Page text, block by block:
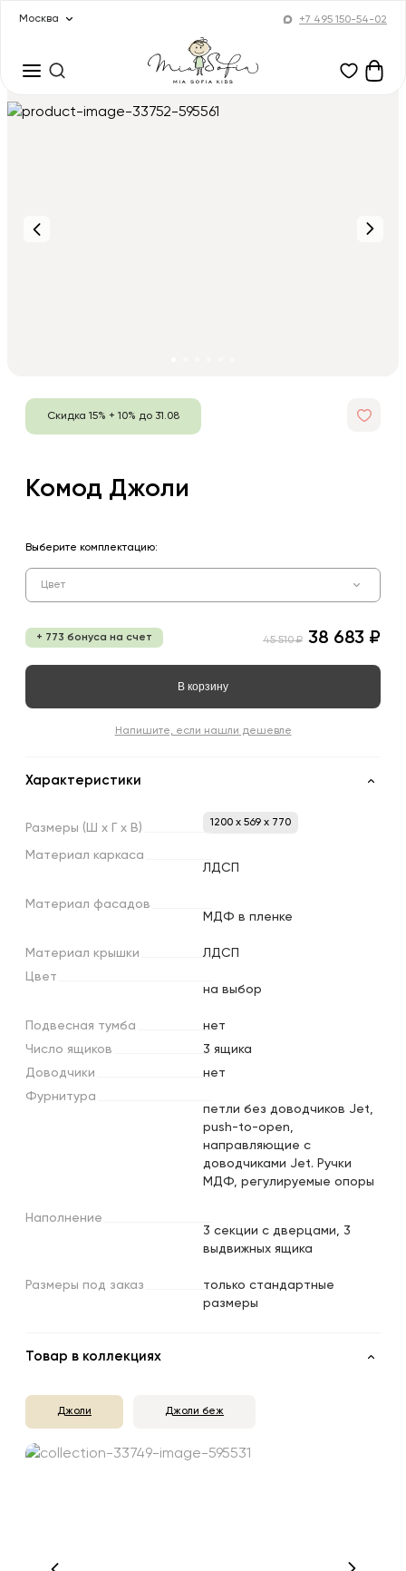
Москва +7 495 150-54-02
Скидка 15% + 10% до 31.08
Комод Джоли
Выберите комплектацию:
Цвет
+ 773 бонуса на счет 45 510 ₽ 38 683 ₽
В корзину
Напишите, если нашли дешевле
Характеристики
Размеры (Ш х х В) 1200 x 569 x 770
Материал каркаса
ЛДСП
Материал фасадов
МДФ в пленке
Материал крышки
ЛДСП
Цвет
на выбор
Подвесная тумба
нет
Число ящиков
3 ящика
Доводчики
нет
Фурнитура
петли без доводчиков Jet,
push-to-open,
направляющие с
доводчиками Jet. Ручки
МДФ, регулируемые опоры
Наполнение
3 секции с дверцами, 3
выдвижных ящика
Размеры под заказ
только стандартные
размеры
Товар в коллекциях
Джоли Джоли беж